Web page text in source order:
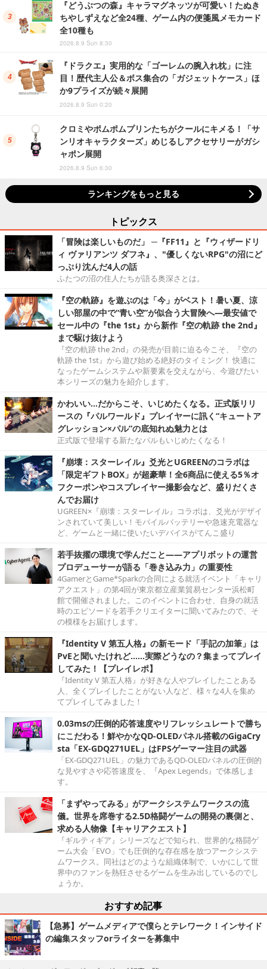
『どうぶつの森』キャラマグネッツが可愛い！たぬき
ちやしずえなど全24種、ゲーム内の便箋風メモカード
全10種も
2026.8.9 Sun 8:30
『ドラクエ』実用的な「ゴーレムの腕入れ枕」に注
目！歴代主人公＆ボス集合の「ガジェットケース」ほ
か9プライズが続々展開
2026.8.9 Sun 0:20
クロミやポムポムプリンたちがクールにキメる！「サ
ンリオキャラクターズ」めじるしアクセサリーがガシ
ャポン展開
2026.8.9 Sun 6:30
ランキングをもっと見る
トピックス
「冒険は楽しいものだ」 ─『FF11』と『ウィザードリ
ィ ヴァリアンツ ダフネ』、"優しくないRPG"の沼にど
っぷり沈んだ4人の話
ふたつの沼の住人たちが語る奥深さとは。
『空の軌跡』を遊ぶのは「今」がベスト！暑い夏、涼
しい部屋の中で“青い空”が似合う大冒険へ―最安値で
セール中の『the 1st』から新作『空の軌跡 the 2nd』
まで駆け抜けよう
『空の軌跡 the 2nd』の発売が目前に迫る今こそ、『空の
軌跡 the 1st』から遊び始める絶好のタイミング！ 快適に
なったゲームシステムや新要素を交えながら、今遊びたい
本シリーズの魅力を紹介します。
かわいい…だからこそ、いじめたくなる。正式版リリ
ースの『パルワールド』プレイヤーに訊く“キュートア
グレッション×パル”の底知れぬ魅力とは
正式版で登場する新たなパルもいじめたくなる！
『崩壊：スターレイル』爻光とUGREENのコラボは
「限定ギフトBOX」が超豪華！全6商品に使える5％オ
フクーポンやコスプレイヤー撮影会など、盛りだくさ
んでお届け
UGREEN×『崩壊：スターレイル』コラボは、爻光がデザイ
ンされていて美しい！モバイルバッテリーや急速充電器な
ど、ゲームと一緒に使いたいデバイスがてんこ盛り
若手抜擢の環境で学んだこと――アプリボットの運営
プロデューサーが語る「巻き込み力」の重要性
4GamerとGame*Sparkの合同による就活イベント「キャリ
アクエスト」の第4回が東京都立産業貿易センター浜松町
館で開催されました。このイベントに合わせ、自身の就活
時のエピソードを若手クリエイターに聞いてみたので、そ
の模様をお届けします。
『Identity V 第五人格』の新モード「手記の加筆」は
PvEと聞いたけれど……実際どうなの？集まってプレイ
してみた！【プレイレポ】
『Identity V 第五人格』が好きな人やプレイしたことある
人、全くプレイしたことがない人など、様々な4人を集め
てプレイしてみました！
0.03msの圧倒的応答速度やリフレッシュレートで勝ち
にこだわる！鮮やかなQD-OLEDパネル搭載のGigaCry
sta「EX-GDQ271UEL」はFPSゲーマー注目の武器
「EX-GDQ271UEL」の魅力であるQD-OLEDパネルの圧倒的
な見やすさや応答速度を、『Apex Legends』で体感しま
す。
「まずやってみる」がアークシステムワークスの流
儀。世界を席巻する2.5D格闘ゲームの開発の裏側と、
求める人物像【キャリアクエスト】
『ギルティギア』シリーズなどで知られ、世界的な格闘ゲ
ーム大会「EVO」でも圧倒的な存在感を放つアークシステ
ムワークス。同社はどのような組織体制で、いかにして世
界中のファンを熱狂させるゲームを生み出しているのでし
ょうか。
おすすめ記事
【急募】ゲームメディアで僕らとテレワーク！インサイド
の編集スタッフorライターを募集中